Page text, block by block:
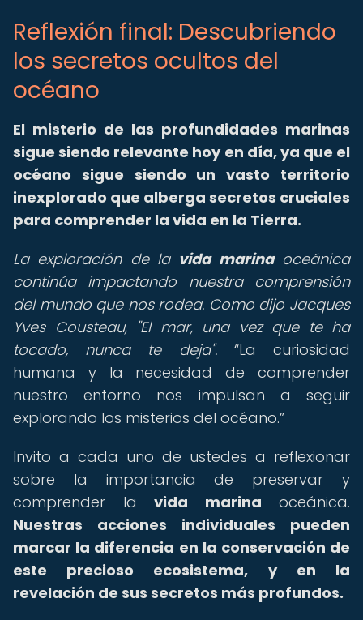
Reflexión final: Descubriendo
los secretos ocultos del
océano
El misterio de las profundidades marinas
sigue siendo relevante hoy en día, ya que el
océano sigue siendo un vasto territorio
inexplorado que alberga secretos cruciales
para comprender la vida en la Tierra.
La exploración de la vida marinaoceánica
continúa impactando nuestra comprensión
del mundo que nos rodea. Como dijo Jacques
Yves Cousteau, "El mar, una vez que te ha
tocado, nunca te deja".
La curiosidad
humana y la necesidad de comprender
nuestro entorno nos impulsan a seguir
explorando los misterios del océano.
Invito a cada uno de ustedes a reflexionar
sobre la importancia de preservar y
comprender la vida marina oceánica.
Nuestras acciones individuales pueden
marcar la diferencia en la conservación de
este precioso ecosistema, y en la
revelación de sus secretos más profundos.